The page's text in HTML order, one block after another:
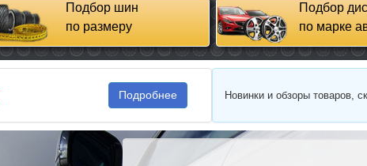
Подбор шин
по размеру
Подбор
по марке
Подробнее Новинки и обзоры товаров,